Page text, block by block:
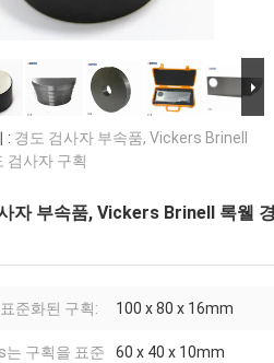
: 경도 검사자 부속품, Vickers Brinell
검사자 구획
자 부속품, Vickers Brinell 록웰
준화된 구획: 100 x 80 x 16mm
는 구획을 표준
60 x 40 x 10mm